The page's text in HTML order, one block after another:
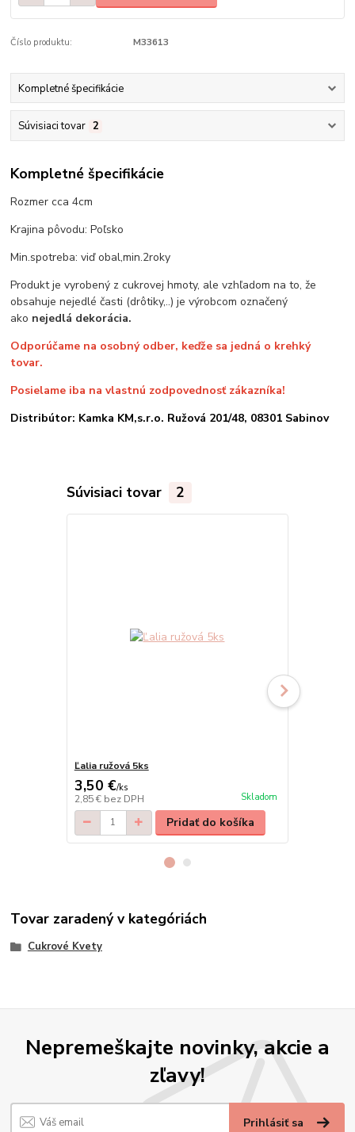
Číslo produktu: M33613
Kompletné špecifikácie
Súvisiaci tovar 2
Kompletné špecifikácie
Rozmer cca 4cm
Krajina pôvodu: Poľsko
Min.spotreba: viď obal,min.2roky
Produkt je vyrobený z cukrovej hmoty, ale vzhľadom na to, že
obsahuje nejedlé časti (drôtiky,..) je výrobcom označený
ako nejedlá dekorácia.
Odporúčame na osobný odber, keďže sa jedná o krehký
tovar.
Posielame iba na vlastnú zodpovednosť zákazníka!
Distribútor: Kamka KM,s.r.o. Ružová 201/48, 08301 Sabinov
Súvisiaci tovar 2
Ľalia ružová 5ks
3,50 €/ks
2,85 € bez DPH Skladom
Pridať do košíka
Tovar zaradený v kategóriách
Cukrové Kvety
Nepremeškajte novinky, akcie a
zľavy!
Prihlásiť sa